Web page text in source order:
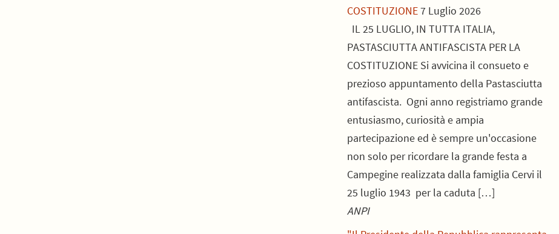
COSTITUZIONE7 Luglio 2026
IL 25 LUGLIO, IN TUTTA ITALIA,
PASTASCIUTTA ANTIFASCISTA PER LA
COSTITUZIONE Si avvicina il consueto e
prezioso appuntamento della Pastasciutta
antifascista. Ogni anno registriamo grande
entusiasmo, curiosità e ampia
partecipazione ed è sempre un'occasione
non solo per ricordare la grande festa a
Campegine realizzata dalla famiglia Cervi il
25 luglio 1943 per la caduta […]
ANPI